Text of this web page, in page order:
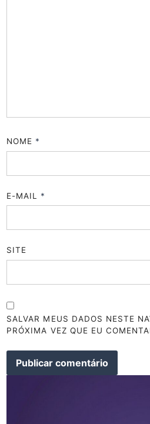
NOME *
E-MAIL *
SITE
SALVAR MEUS DADOS NESTE
PRÓXIMA VEZ QUE EU